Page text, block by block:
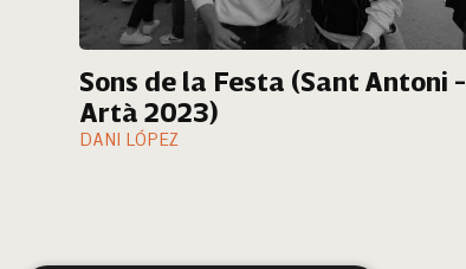
Sons de la Festa (Sant Antoni -
Artà 2023)
DANI LÓPEZ